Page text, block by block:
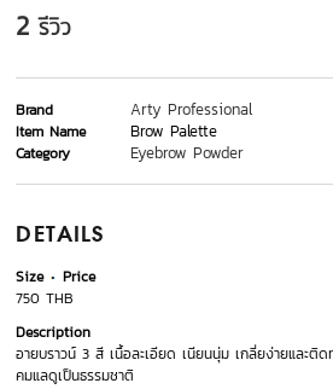
2 รีวิว
Brand Arty Professional
Item Name Brow Palette
Category Eyebrow Powder
DETAILS
Size
Price
750 THB
Description
อายบราวน์ 3 สี เนื้อละเอียด เนียนนุ่ม เกลี่ยง่ายและติ
คมแลดูเป็นธรรมชาติ